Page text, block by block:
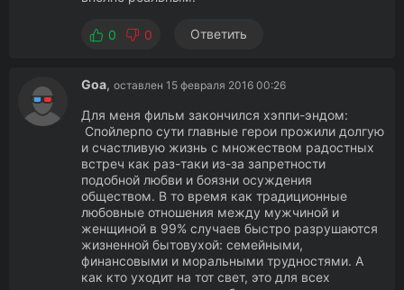
0 0 Ответить
Goa, оставлен 15 февраля 2016 00:26
Для меня фильм закончился хэппи-эндом:
Спойлерпо сути главные герои прожили долгую
и счастливую жизнь с множеством радостных
встреч как раз-таки из-за запретности
подобной любви и боязни осуждения
обществом. В то время как традиционные
любовные отношения между мужчиной и
женщиной в 99% случаев быстро разрушаются
жизненной бытовухой: семейными,
финансовыми и моральными трудностями. А
как кто уходит на тот свет, это для всех